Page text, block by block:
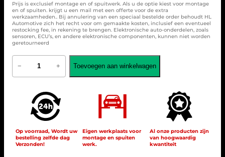
r
s
p
r
n
k
l
i
j
k
e
i
d
i
g
p
r
s
:
Prijs is exclusief montage en of spuitwerk. Als u de optie kiest voor montage
en of spuiten. krijgt u een mail met een offerte voor de extra
werkzaamheden.. Bij annulering van een speciaal bestelde order behoudt HL
Automotive zich het recht voor om gemaakte kosten, inclusief een eventueel
restocking fee, in rekening te brengen. Elektronische auto-onderdelen, zoals
sensoren, ECU’s, en andere elektronische componenten, kunnen niet worden
geretourneerd
M
r
B
− + Toevoegen aan winkelwagen
Op voorraad, Wordt uw
bestelling zelfde dag
Verzonden!
Eigen werkplaats voor
montage en spuiten
werk.
Al onze producten zijn
van hoogwaardig
kwantiteit